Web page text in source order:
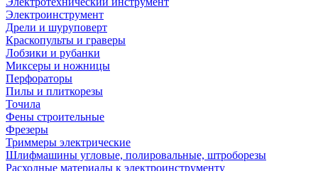
Электроинструмент
Дрели и шуруповерт
Краскопульты и граверы
Лобзики и рубанки
Миксеры и ножницы
Перфораторы
Пилы и плиткорезы
Точила
Фены строительные
Фрезеры
Триммеры электрические
Шлифмашины угловые, полировальные, штроборезы
Расходные материалы к электроинструменту